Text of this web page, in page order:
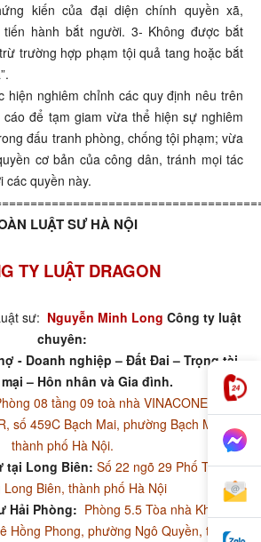
kiến của đại diện chính quyền xã,
hành bắt người. 3- Không được bắt
trường hợp phạm tội quả tang hoặc bắt
hiện nghiêm chỉnh các quy định nêu trên
để tạm giam vừa thể hiện sự nghiêm
đấu tranh phòng, chống tội phạm; vừa
cơ bản của công dân, tránh mọi tác
các quyền này.
LUẬT SƯ HÀ NỘI
TY LUẬT DRAGON
sư: Nguyễn Minh Long Công ty luật
chuyên:
- Doanh nghiệp – Đất Đai – Trọng tài
– Hôn nhân và Gia đình.
08 tầng 09 toà nhà VINACONEX
số 459C Bạch Mai, phường Bạch Mai,
thành phố Hà Nội.
tại Long Biên: Số 22 ngõ 29 Phố Trạm,
Biên, thành phố Hà Nội
Hải Phòng: Phòng 5.5 Tòa nhà Khánh
Hồng Phong, phường Ngô Quyền, thành